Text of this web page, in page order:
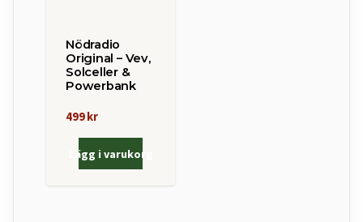
Nödradio
Original – Vev,
Solceller &
Powerbank
499 kr
Lägg i varukorg